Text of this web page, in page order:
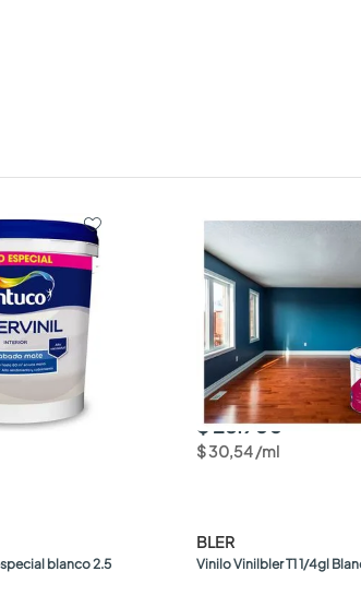
blanco 2.5
$ 28.900
$30,54/ml
BLER
Vinilo Vinilbler T1 1/4gl